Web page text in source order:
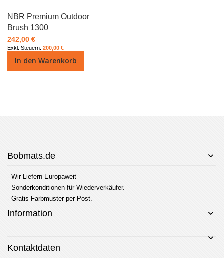
NBR Premium Outdoor
Brush 1300
242,00 €
200,00 €
In den Warenkorb
Bobmats.de
- Wir Liefern Europaweit
- Sonderkonditionen für Wiederverkäufer.
- Gratis Farbmuster per Post.
Information
Kontaktdaten